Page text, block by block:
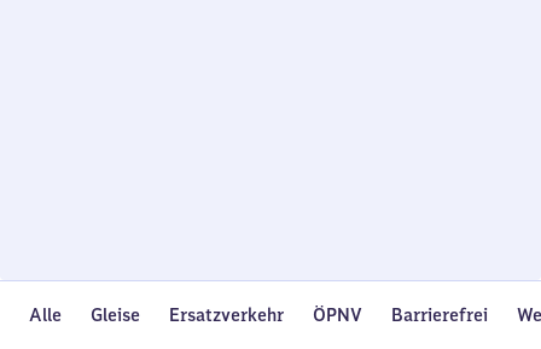
Alle Gleise Ersatzverkehr ÖPNV Barrierefrei